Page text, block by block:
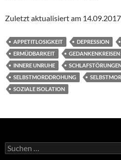
Zuletzt aktualisiert am 14.09.2017
APPETITLOSIGKEIT DEPRESSION
ERMÜDBARKEIT
GEDANKENKREISEN
INNERE UNRUHE
SELBSTMORDDROHUNG
SOZIALE ISOLATION
Suchen
nach: